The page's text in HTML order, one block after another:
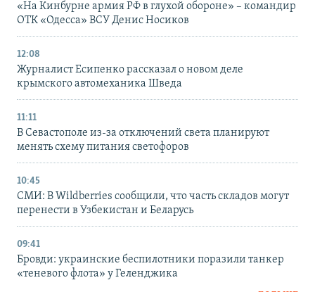
«На Кинбурне армия РФ в глухой обороне» – командир
ОТК «Одесса» ВСУ Денис Носиков
12:08
Журналист Есипенко рассказал о новом деле
крымского автомеханика Шведа
11:11
В Севастополе из-за отключений света планируют
менять схему питания светофоров
10:45
СМИ: В Wildberries сообщили, что часть складов могут
перенести в Узбекистан и Беларусь
09:41
Бровди: украинские беспилотники поразили танкер
«теневого флота» у Геленджика